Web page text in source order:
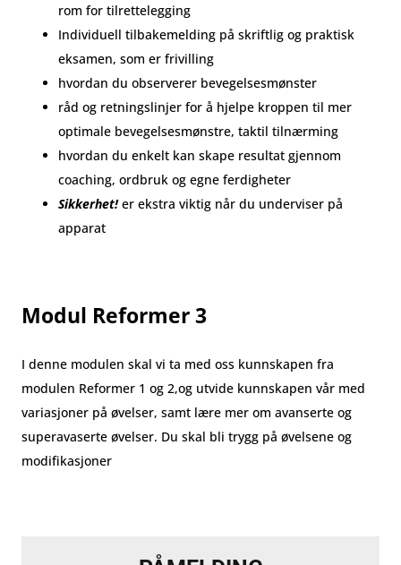
rom for tilrettelegging
Individuell tilbakemelding på skriftlig og praktisk
eksamen, som er frivilling
hvordan du observerer bevegelsesmønster
råd og retningslinjer for å hjelpe kroppen til mer
optimale bevegelsesmønstre, taktil tilnærming
hvordan du enkelt kan skape resultat gjennom
coaching, ordbruk og egne ferdigheter
Sikkerhet!er ekstra viktig når du underviser på
apparat
Modul Reformer 3
I denne modulen skal vi ta med oss kunnskapen fra
modulen Reformer 1 og 2,og utvide kunnskapen vår med
variasjoner på øvelser, samt lære mer om avanserte og
superavaserte øvelser. Du skal bli trygg på øvelsene og
modifikasjoner